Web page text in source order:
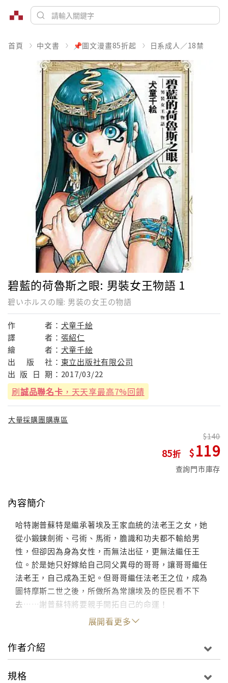
首頁 中文書 📌圖文漫畫85折起 日系成人／18禁
碧藍的荷魯斯之眼: 男裝女王物語 1
碧いホルスの瞳: 男装の女王の物語
作 者： 犬童千絵
譯
者： 張紹仁
繪
者： 犬童千絵
出
版 社： 東立出版社有限公司
出 版 日 期： 2017/03/22
刷誠品聯名卡 ，天天享最高7%回饋
大量採購團購專區
85
140
119
查詢門市庫存
內容簡介
哈特謝普蘇特是繼承著埃及王家血統的法老王之女，她
從小鍛鍊劍術、弓術、馬術，膽識和功夫都不輸給男
性，但卻因為身為女性，而無法出征，更無法繼任王
位。於是她只好嫁給自己同父異母的哥哥，讓哥哥繼任
法老王，自己成為王妃。但哥哥繼任法老王之位，成為
圖特摩斯二世之後，所做所為常讓埃及的臣民看不下
去……謝普蘇特將要親手開拓自己的命運！
展開看更多
作者介紹
規格